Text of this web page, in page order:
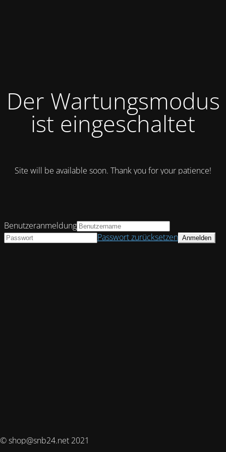
Der Wartungsmodus
ist eingeschaltet
Site will be available soon. Thank you for your patience!
© shop@snb24.net 2021
Benutzeranmeldung
Passwort zurücksetzen